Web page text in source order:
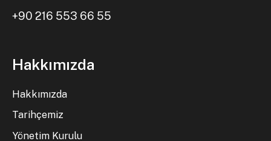
+90 216 553 66 55
Hakkımızda
Hakkımızda
Tarihçemiz
Yönetim Kurulu